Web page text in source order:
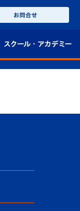
お問合せ
スクール・ アカデミー
アカデミー
スクール